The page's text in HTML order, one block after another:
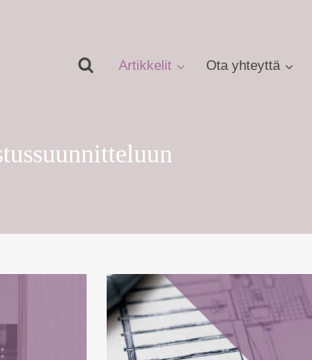
Artikkelit Ota yhteyttä